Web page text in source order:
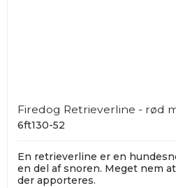
Firedog Retrieverline - rød
6ft130-52
En retrieverline er en
en del af snoren. Meget nem
der apporteres.